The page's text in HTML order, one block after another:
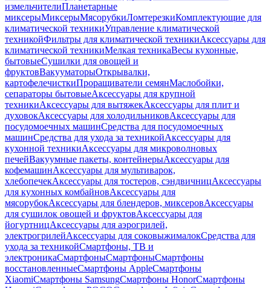
измельчителиПланетарные
миксерыМиксерыМясорубкиЛомтерезкиКомплектующие для
климатической техникиУправление климатической
техникойФильтры для климатической техникиАксессуары для
климатической техникиМелкая техникаВесы кухонные,
бытовыеСушилки для овощей и
фруктовВакууматорыОткрывалки,
картофелечисткиПроращиватели семянМаслобойки,
сепараторы бытовыеАксессуары для крупной
техникиАксессуары для вытяжекАксессуары для плит и
духовокАксессуары для холодильниковАксессуары для
посудомоечных машинСредства для посудомоечных
машинСредства для ухода за техникойАксессуары для
кухонной техникиАксессуары для микроволновых
печейВакуумные пакеты, контейнерыАксессуары для
кофемашинАксессуары для мультиварок,
хлебопечекАксессуары для тостеров, сэндвичницАксессуары
для кухонных комбайновАксессуары для
мясорубокАксессуары для блендеров, миксеровАксессуары
для сушилок овощей и фруктовАксессуары для
йогуртницАксессуары для аэрогрилей,
электрогрилейАксессуары для соковыжималокСредства для
ухода за техникойСмартфоны, ТВ и
электроникаСмартфоныСмартфоныСмартфоны
восстановленныеСмартфоны AppleСмартфоны
XiaomiСмартфоны SamsungСмартфоны HonorСмартфоны